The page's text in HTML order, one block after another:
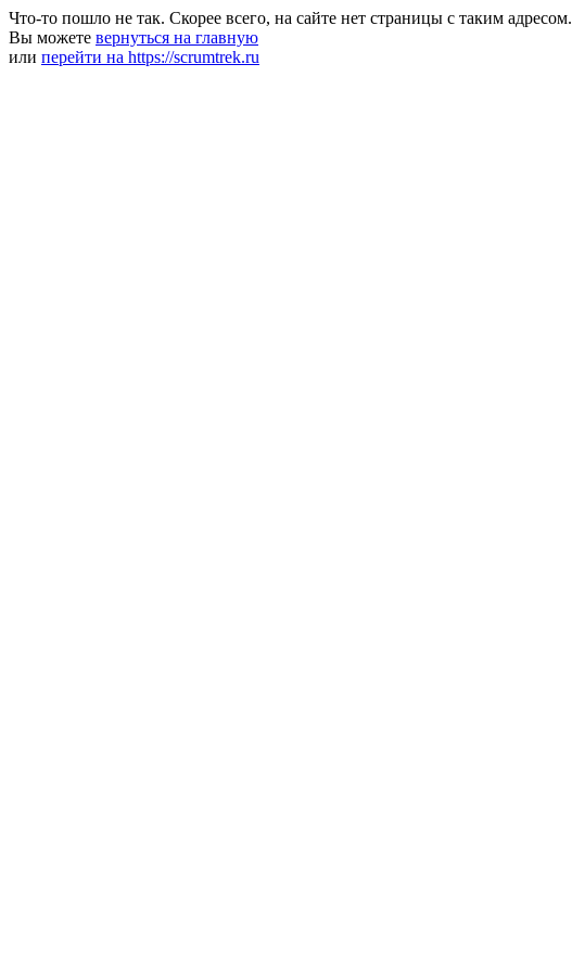
Что-то пошло не так. Скорее всего, на сайте нет страницы с таким адресом.
Вы можете вернуться на главную
или перейти на https://scrumtrek.ru